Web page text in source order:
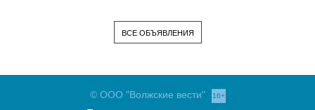
ВСЕ ОБЪЯВЛЕНИЯ
© ООО "Волжские вести" 16+